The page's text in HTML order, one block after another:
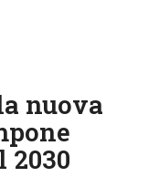
nuova
2030